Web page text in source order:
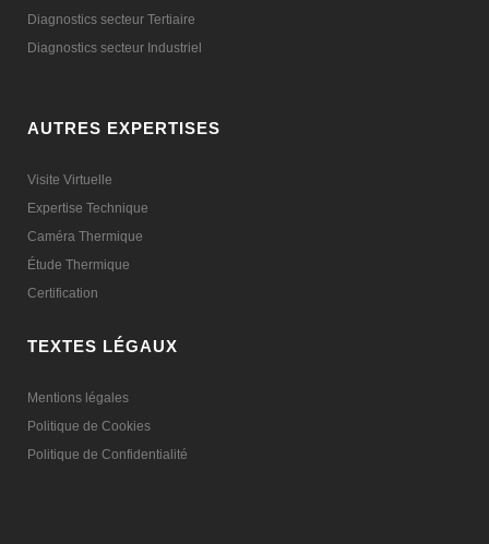
Diagnostics secteur Tertiaire
Diagnostics secteur Industriel
AUTRES EXPERTISES
Visite Virtuelle
Expertise Technique
Caméra Thermique
Étude Thermique
Certification
TEXTES LÉGAUX
Mentions légales
Politique de Cookies
Politique de Confidentialité